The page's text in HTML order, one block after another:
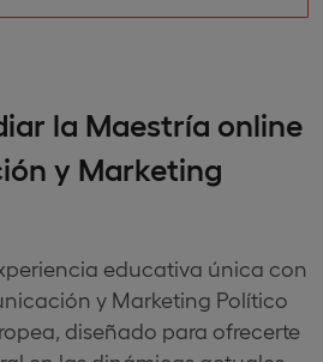
la Maestría online
y Marketing
educativa única con
y Marketing Político
diseñado para ofrecerte